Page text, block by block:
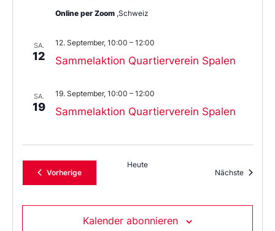
Online per Zoom ,Schweiz
SA.
12 Sammelaktion Quartierverein Spalen
12. September, 10:00 – 12:00
SA.
19 Sammelaktion Quartierverein Spalen
19. September, 10:00 – 12:00
VorherigeVeranstaltungen
Heute
Nächste
Kalender abonnieren